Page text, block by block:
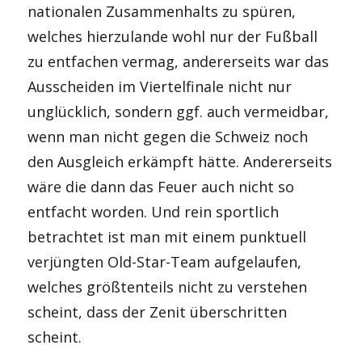
nationalen Zusammenhalts zu spüren,
welches hierzulande wohl nur der Fußball
zu entfachen vermag, andererseits war das
Ausscheiden im Viertelfinale nicht nur
unglücklich, sondern ggf. auch vermeidbar,
wenn man nicht gegen die Schweiz noch
den Ausgleich erkämpft hätte. Andererseits
wäre die dann das Feuer auch nicht so
entfacht worden. Und rein sportlich
betrachtet ist man mit einem punktuell
verjüngten Old-Star-Team aufgelaufen,
welches größtenteils nicht zu verstehen
scheint, dass der Zenit überschritten
scheint.